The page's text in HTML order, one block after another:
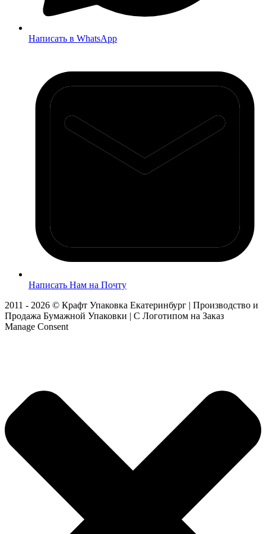
Написать в WhatsApp
Написать Нам на Почту
2011 - 2026 © Крафт Упаковка Екатеринбург | Производство и
Продажа Бумажной Упаковки | С Логотипом на Заказ
Manage Consent